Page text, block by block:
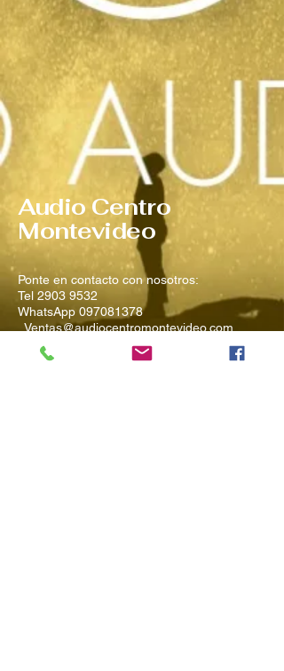
Audio Centro
Montevideo
Ponte en contacto con nosotros:
Tel 2903 9532
WhatsApp 097081378
Ventas@audiocentromontevideo.com
Audiocentromontevideo.com